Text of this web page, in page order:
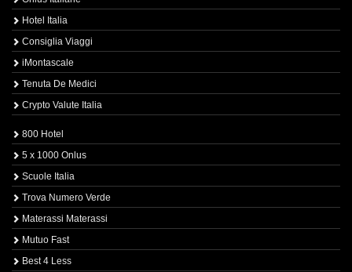
Hotel Italia
Consiglia Viaggi
iMontascale
Tenuta De Medici
Crypto Valute Italia
800 Hotel
5 x 1000 Onlus
Scuole Italia
Trova Numero Verde
Materassi Materassi
Mutuo Fast
Best 4 Less